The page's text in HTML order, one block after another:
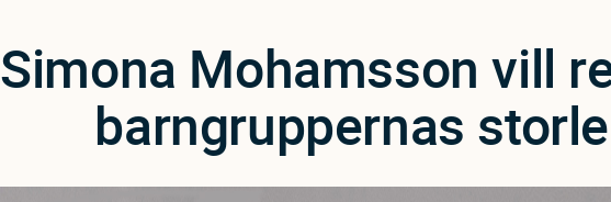
Simona Mohamsson vill
barngruppernas